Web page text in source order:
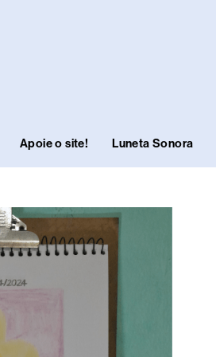
Apoie o site! Luneta Sonora